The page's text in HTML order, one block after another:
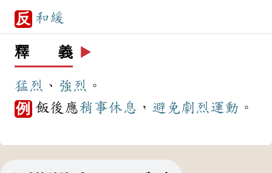
反 和緩
釋 義 ▶️
猛烈 、 強烈 。
例 飯後應稍事休息 ， 避免劇烈運動 。